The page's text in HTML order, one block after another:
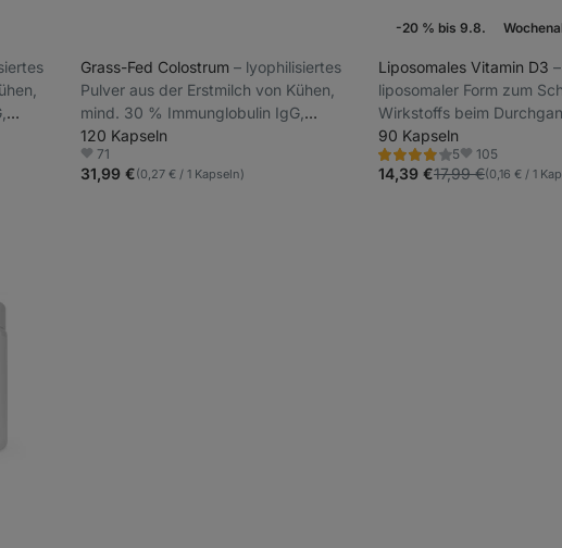
Grass-Fed Colostrum ⁠–⁠ lyophilisiertes
Pulver aus der Erstmilch von Kühen,
mind. 30 % Immunglobulin IgG,
Nahrungsergänzungsmittel
120 Kapseln
Favoriten
71
31,99 €(0,27 € / 1 Kapseln)
-20 % bis 9.8.
Liposomales Vitamin D3
liposomaler Form zum
Wirkstoffs beim
Verdauungstrakt, in
90 Kapseln
5
Bewertung
4.0/5,
5
Favoriten
105
14,39 €17,99 €(0,16 € / 1